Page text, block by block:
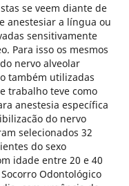
se veem diante de
anestesiar a língua ou
sensitivamente
Para isso os mesmos
nervo alveolar
também utilizadas
trabalho teve como
anestesia específica
do nervo
selecionados 32
do sexo
idade entre 20 e 40
Odontológico